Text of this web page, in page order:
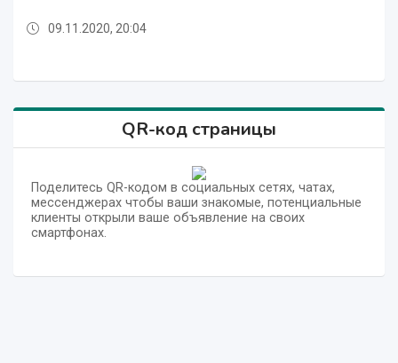
09.11.2020, 20:04
QR-код страницы
Поделитесь QR-кодом в социальных сетях, чатах,
мессенджерах чтобы ваши знакомые, потенциальные
клиенты открыли ваше объявление на своих
смартфонах.